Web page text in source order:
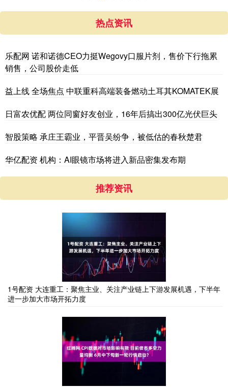
热点资讯
乐配网 诺和诺德CEO力挺Wegovy口服片剂，售价下行拖累
销售，公司股价走低
益上线 全场焦点 中联重科高端装备燃动土耳其KOMATEK展
日富农优配 两位同窗好友创业，16年后搞出300亿光伏巨头
智股策略 承庄王霸业，平晋吴纷争，被低估的春秋楚君
华亿配资 机构：AI眼镜市场将进入新品密集发布期
推荐资讯
1号配资 大连重工：聚焦主业、关注产业链上下游发展机遇，下半年
进一步加大市场开拓力度